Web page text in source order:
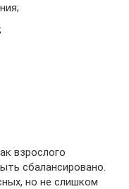
взрослого
сбалансировано.
но не слишком